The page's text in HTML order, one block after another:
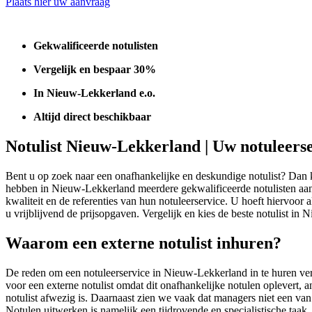
Gekwalificeerde notulisten
Vergelijk en bespaar 30%
In Nieuw-Lekkerland e.o.
Altijd direct beschikbaar
Notulist Nieuw-Lekkerland | Uw
Bent u op zoek naar een onafhankelijke en deskundige notulist?
hebben in Nieuw-Lekkerland meerdere gekwalificeerde notulisten
kwaliteit en de referenties van hun notuleerservice. U hoeft
u vrijblijvend de prijsopgaven. Vergelijk en kies de beste notulist in
Waarom een externe notulist inhuren?
De reden om een notuleerservice in Nieuw-Lekkerland in te huren
voor een externe notulist omdat dit onafhankelijke notulen oplevert,
notulist afwezig is. Daarnaast zien we vaak dat managers niet een